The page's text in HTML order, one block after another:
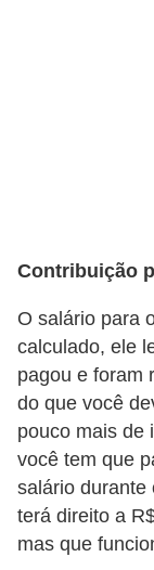
Contribuição
O salário para
calculado, ele
pagou e foram
do que você
pouco mais de
você tem que
salário durante
terá direito a
mas que
o
u
p
a
n
ç
a
P
r